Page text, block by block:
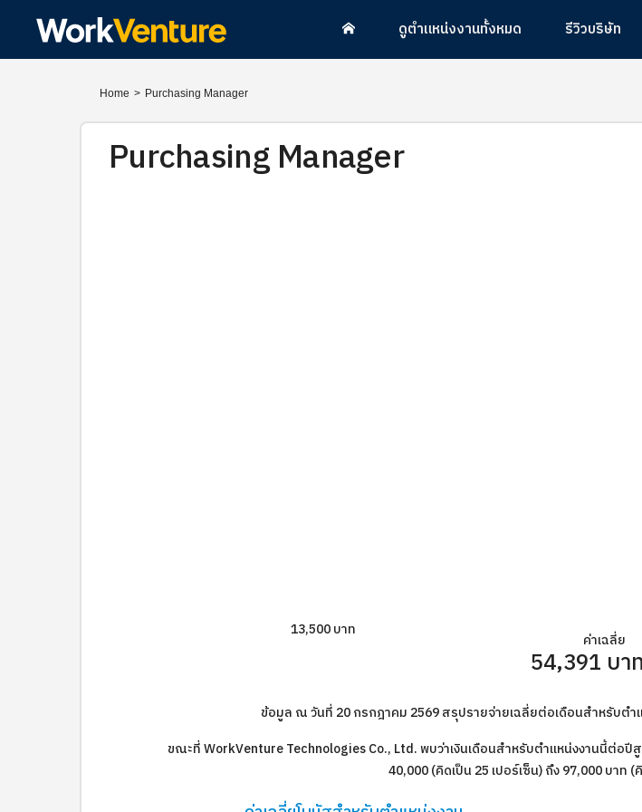
ดูตำแหน่งงานทั้งหมด รีวิวบริษัท
Home > Purchasing Manager
Purchasing Manager
13,500 บาท
ค่าเฉลี่ย
54,391 บาท
ข้อมูล ณ วันที่ 20 กรกฎาคม 2569 สรุปรายจ่ายเฉลี่ยต่อเดือนสำหรับตำ
ขณะที่ WorkVenture Technologies Co., Ltd. พบว่าเงินเดือนสำหรับตำแหน่งงานนี้ต่อปี
40,000 (คิดเป็น 25 เปอร์เซ็น) ถึง 97,000 บาท (